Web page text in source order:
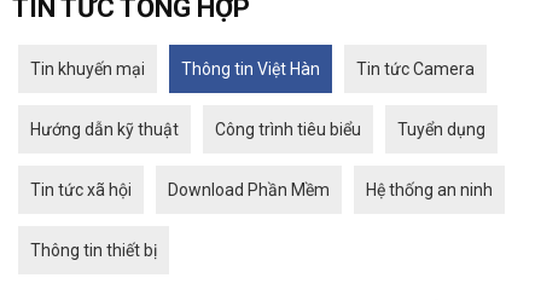
TIN TỨC TỔNG HỢP
Tin khuyến mại Thông tin Việt Hàn Tin tức Camera
Hướng dẫn kỹ thuật Công trình tiêu biểu Tuyển dụng
Tin tức xã hội Download Phần Mềm Hệ thống an ninh
Thông tin thiết bị